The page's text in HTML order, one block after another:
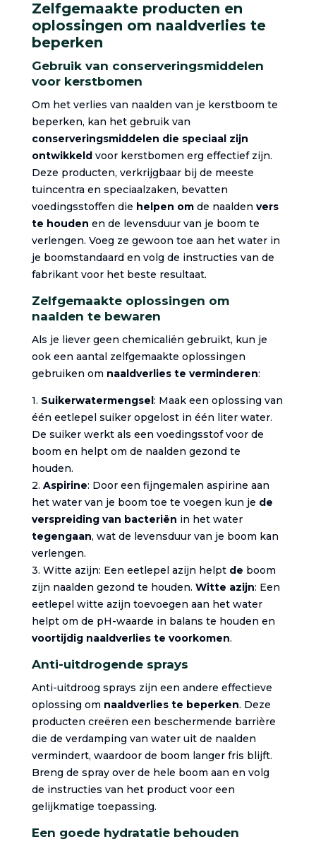
Zelfgemaakte producten en
oplossingen om naaldverlies te
beperken
Gebruik van conserveringsmiddelen
voor kerstbomen
Om het verlies van naalden van je kerstboom te
beperken, kan het gebruik van
conserveringsmiddelen die speciaal zijn
ontwikkeld voor kerstbomen erg effectief zijn.
Deze producten, verkrijgbaar bij de meeste
tuincentra en speciaalzaken, bevatten
voedingsstoffen die helpen omde naalden vers
te houden en de levensduur van je boom te
verlengen. Voeg ze gewoon toe aan het water in
je boomstandaard en volg de instructies van de
fabrikant voor het beste resultaat.
Zelfgemaakte oplossingen om
naalden te bewaren
Als je liever geen chemicaliën gebruikt, kun je
ook een aantal zelfgemaakte oplossingen
gebruiken om naaldverlies te verminderen:
1. Suikerwatermengsel : Maak een oplossing van
één eetlepel suiker opgelost in één liter water.
De suiker werkt als een voedingsstof voor de
boom en helpt om de naalden gezond te
houden.
2. Aspirine: Door een fijngemalen aspirine aan
het water van je boom toe te voegen kun je de
verspreiding van bacteriën in het water
tegengaan, wat de levensduur van je boom kan
verlengen.
3. Witte azijn: Een eetlepel azijn helpt de boom
zijn naalden gezond te houden. Witte azijn: Een
eetlepel witte azijn toevoegen aan het water
helpt om de pH-waarde in balans te houden en
voortijdig naaldverlies te voorkomen.
Anti-uitdrogende sprays
Anti-uitdroog sprays zijn een andere effectieve
oplossing om naaldverlies te beperken. Deze
producten creëren een beschermende barrière
die de verdamping van water uit de naalden
vermindert, waardoor de boom langer fris blijft.
Breng de spray over de hele boom aan en volg
de instructies van het product voor een
gelijkmatige toepassing.
Een goede hydratatie behouden